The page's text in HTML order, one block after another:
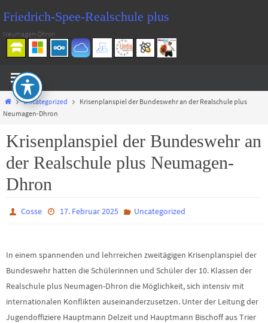
Inhalt
springen
Friedrich-Spee-Realschule plus
Neumagen-Dhron
StartUncategorized
Krisenplanspiel der Bundeswehr an der Realschule plus
Neumagen-Dhron
Krisenplanspiel der Bundeswehr an
der Realschule plus Neumagen-
Dhron
Cosse 17. Februar 2025 Uncategorized
In einem spannenden und lehrreichen zweitägigen Krisenplanspiel der
Bundeswehr hatten die Schülerinnen und Schüler der 10. Klassen der
Realschule plus Neumagen-Dhron die Möglichkeit, sich intensiv mit
internationalen Konflikten auseinanderzusetzen. Unter der Leitung der
Jugendoffiziere Hauptmann Delzeit und Hauptmann Bischoff aus Trier